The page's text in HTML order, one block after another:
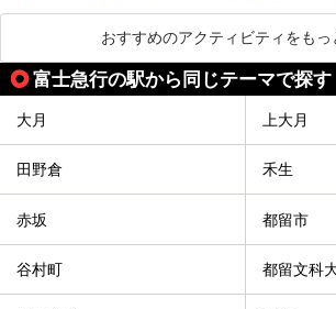
おすすめのアクティビティをもっ
富士急行の駅から同じテーマで探す
大月 上大月
田野倉 禾生
赤坂 都留市
谷村町 都留文科